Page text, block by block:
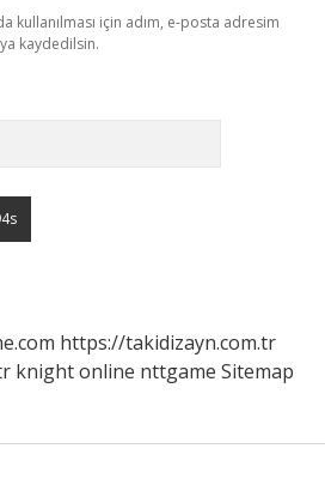
kullanılması için adım, e-posta adresim
kaydedilsin.
https://takidizayn.com.tr
knight online nttgame Sitemap